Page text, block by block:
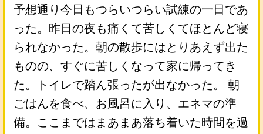
予想通り今日もつらいつらい試練の一日であ
った。昨日の夜も痛くて苦しくてほとんど寝
られなかった。朝の散歩にはとりあえず出た
ものの、すぐに苦しくなって家に帰ってき
た。トイレで踏ん張ったが出なかった。 朝
ごはんを食べ、お風呂に入り、エネマの準
備。ここまではまあまあ落ち着いた時間を過